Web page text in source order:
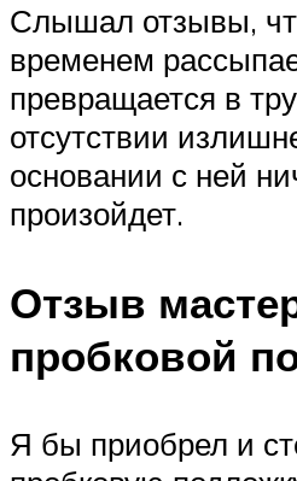
Слышал отзывы,
временем
превращается в
отсутствии
основании с ней
произойдет.
Отзыв
пробковой
Я бы приобрел и